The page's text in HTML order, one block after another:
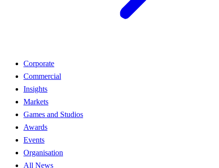
Corporate
Commercial
Insights
Markets
Games and Studios
Awards
Events
Organisation
All News